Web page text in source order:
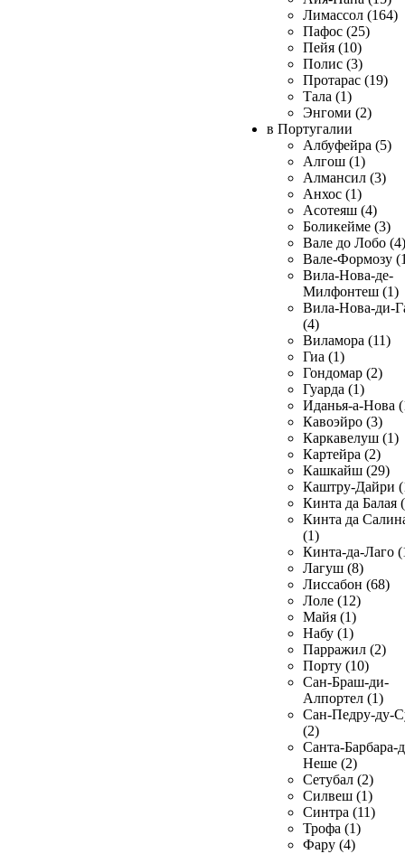
Лимассол (164)
Пафос (25)
Пейя (10)
Полис (3)
Протарас (19)
Тала (1)
Энгоми (2)
в Португалии
Албуфейра (5)
Алгош (1)
Алмансил (3)
Анхос (1)
Асотеяш (4)
Боликейме (3)
Вале до Лобо (4)
Вале-Формозу
Вила-Нова-де-
Милфонтеш (1)
Вила-Нова-ди-
(4)
Виламора (11)
Гиа (1)
Гондомар (2)
Гуарда (1)
Иданья-а-Нова
Кавоэйро (3)
Каркавелуш (1)
Картейра (2)
Кашкайш (29)
Каштру-Дайри
Кинта да Балая
Кинта да
(1)
Кинта-да-Лаго
Лагуш (8)
Лиссабон (68)
Лоле (12)
Майя (1)
Набу (1)
Парражил (2)
Порту (10)
Сан-Браш-ди-
Алпортел (1)
Сан-Педру-ду-
(2)
Санта-Барбара-
Неше (2)
Сетубал (2)
Силвеш (1)
Синтра (11)
Трофа (1)
Фару (4)